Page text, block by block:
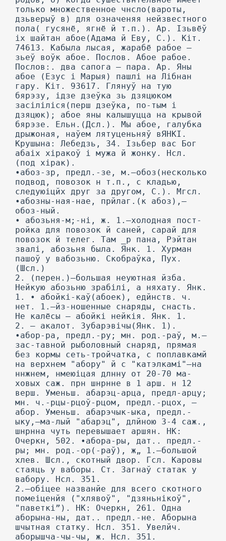
только множественное чнсло(вароты,
дзьверыў в) для означеняя нейзвестного
пола( гусянё, ягнё й т.п.). Ар. Ізьвёў
іх шайтан абое(Адама й Еву, С.). Кіт.
74613. Кабыла лысая, жарабё рабое —
зьеў воўк абое. Послов. Абое рабое.
Послов:. два сапога — пара. Ар. Яны
абое (Езус і Марыя) пашлі на Лібнан
гару. Кіт. 93617. Глянуў на тую
бярэзу, ідзе дзеўка зь дзяцюком
засіліліся(перш дзеўка, по-тым і
дзяцюк); абое яны калышуцца на крывой
бярэзе. Ельн.(Дсл.). Мы абое, галубка
дрыжоная, наўем лятуценьняў вЯНКІ.
Крушына: Лебедзь, 34. Ізьбер вас Бог
абаіх хіракоў і мужа й жонку. Нсл.
(под хірак).
•абоз-зр, предл.-зе, м.—обоз(несколько
подвод, повозок н т.п., с кладью,
следуюіцйх друг за другом, С.). Мгсл.
•абозны-ная-нае, прйлаг.(к абоз),—
обоз-ный.
• абозьня-м;-ні, ж. 1.—холодная пост-
ройка для повозок й саней, сарай для
повозок й телег. Там _р пана, Рэйтан
звалі, абозьня была. Янк. 1. Хурман
пашоў у вабозьню. Скобраўка, Пух.
(Шсл.)
2. (перен.)—большая неуютная йзба.
Нейкую абозьню зрабілі, а няхату. Янк.
1. • абойкі-каў(абоек), едйнств. ч.
нет. 1.—йз-ношенные снаряды, снасть.
He калёсы — абойкі нейкія. Янк. 1.
2. — акалот. Зубарэвічы(Янк. 1).
•абор-ра, предл.-py; мн. род.-раў, м.—
зас-тавной рыболовный снаряд, прямая
без кормы сеть-тройчатка, с поплавкамй
на верхнем "абору" й с "катэлкамі"—на
ннжнем, нмеюіцая длнну от 20-70 ма-
ховых саж. прн шнрнне в 1 арш. н 12
верш. Уменьш. абарэц-арца, предл-арцу;
мн. ч.-рцы-рцоў-рцом, предл.-рцох, —
абор. Уменьш. абарэчык-ыка, предл.-
ыку,—ма-лый "абарэц", длйною 3-4 саж.,
шнрнна чуть перевышает аршян. НК:
Очеркн, 502. •абора-ры, дат.. предл.-
ры; мн. род.-ор(-раў), ж„ 1.—большой
хлев. Шсл., скотный двор. Гсл. Каровы
стаяць у ваборы. Ст. Загнаў статак у
вабору. Нсл. 351.
2.—обіцее названйе для всего скотного
помеіценйя ("хлявоў", "дзяньнікоў",
"паветкі”). НК: Очеркн, 261. Одна
аборына-ны, дат.. предл.-не. Аборына
шчытная статку. Нсл. 351. Увелйч.
аборышча-чы-чы, ж. Нсл. 351.